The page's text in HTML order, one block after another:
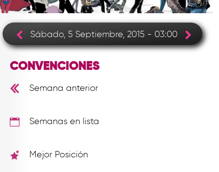
TOP
QUIÉNES SOMOS
CONTACTO
Sábado, 5 Septiembre, 2015 - 03:00
CONVENCIONES
Semana anterior
Semanas en lista
Mejor Posición